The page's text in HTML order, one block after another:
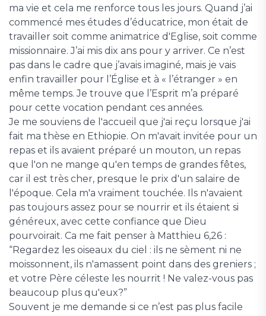
ma vie et cela me renforce tous les jours. Quand j’ai
commencé mes études d’éducatrice, mon était de
travailler soit comme animatrice d'Eglise, soit comme
missionnaire. J’ai mis dix ans pour y arriver. Ce n’est
pas dans le cadre que j’avais imaginé, mais je vais
enfin travailler pour l’Église et à « l’étranger » en
même temps. Je trouve que l’Esprit m’a préparé
pour cette vocation pendant ces années.
Je me souviens de l'accueil que j'ai reçu lorsque j'ai
fait ma thèse en Ethiopie. On m'avait invitée pour un
repas et ils avaient préparé un mouton, un repas
que l'on ne mange qu'en temps de grandes fêtes,
car il est très cher, presque le prix d'un salaire de
l'époque. Cela m'a vraiment touchée. Ils n'avaient
pas toujours assez pour se nourrir et ils étaient si
généreux, avec cette confiance que Dieu
pourvoirait. Ca me fait penser à Matthieu 6,26 :
“Regardez les oiseaux du ciel : ils ne sèment ni ne
moissonnent, ils n'amassent point dans des greniers ;
et votre Père céleste les nourrit ! Ne valez-vous pas
beaucoup plus qu'eux?”
Souvent je me demande si ce n’est pas plus facile